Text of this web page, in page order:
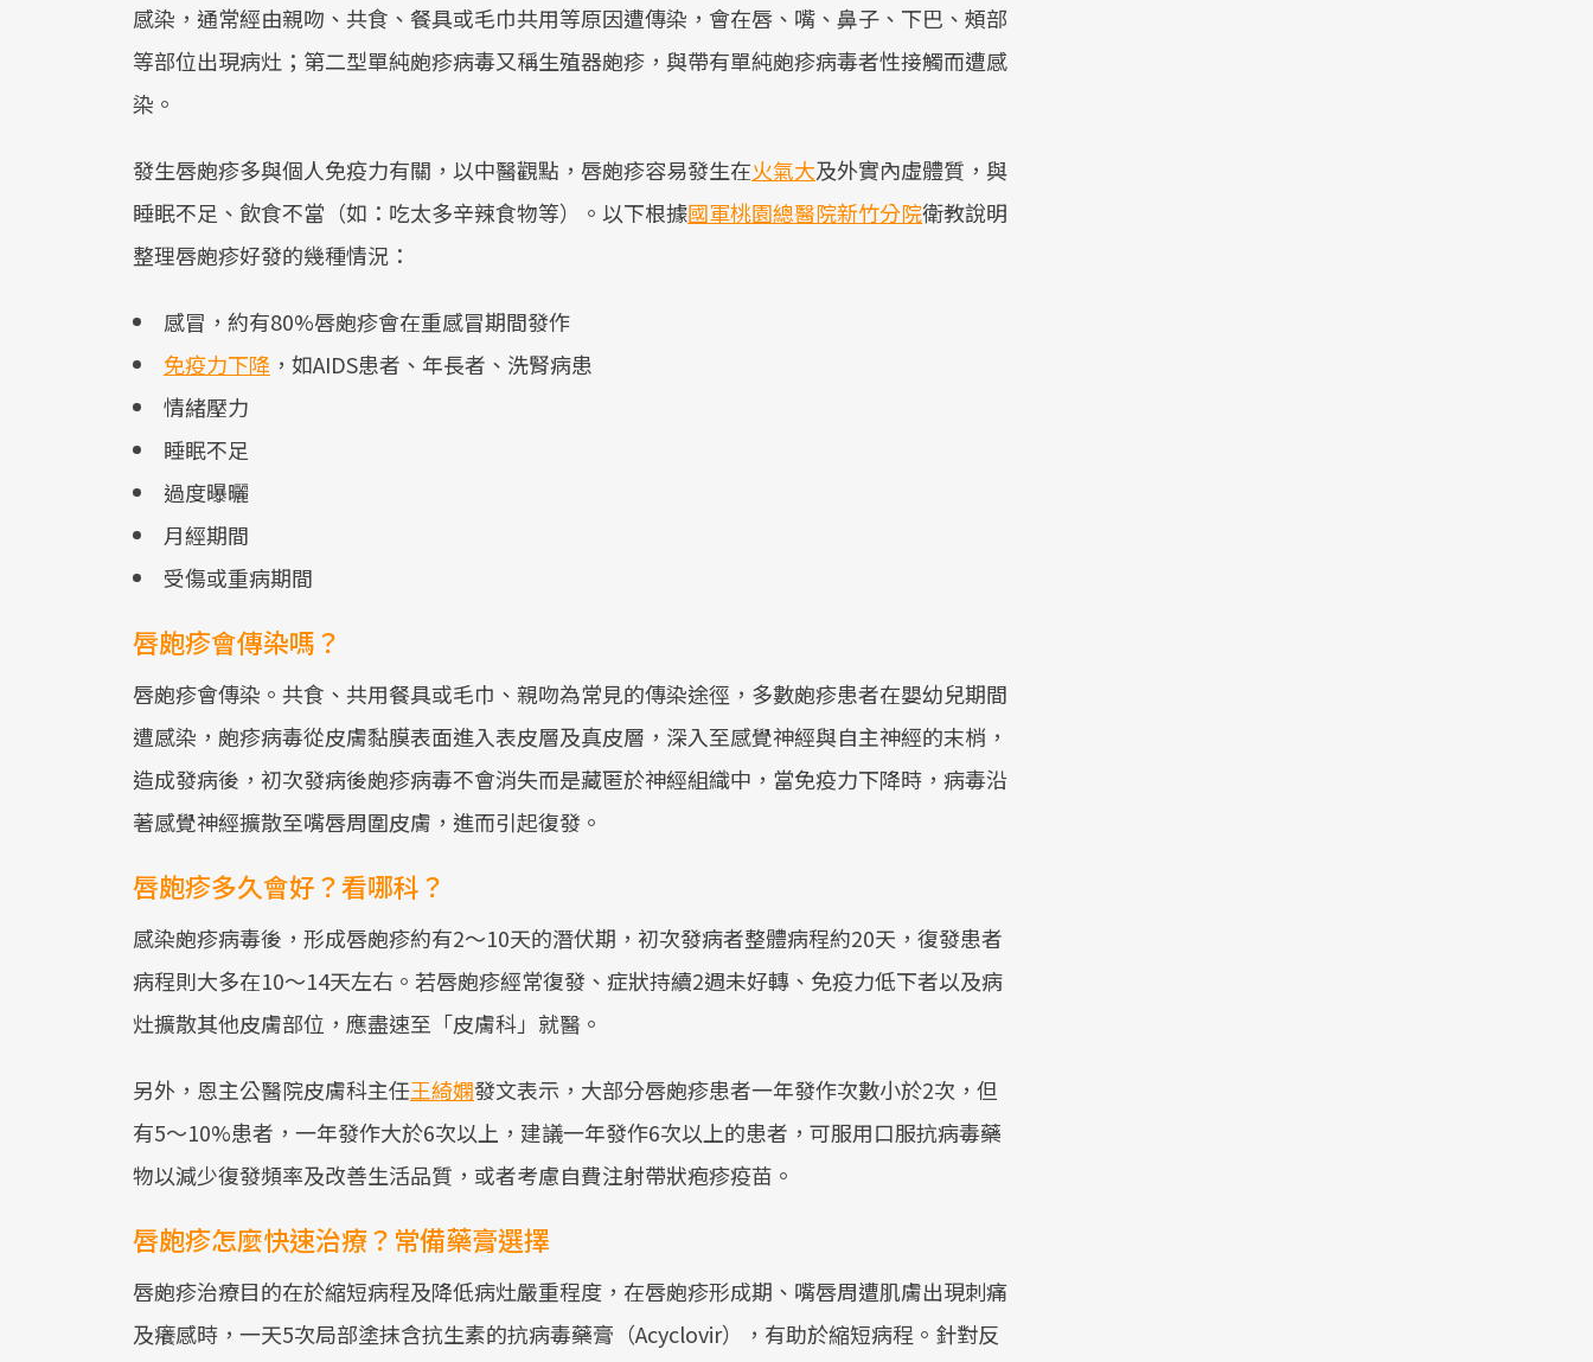
感染，通常經由親吻、共食、餐具或毛巾共用等原因遭傳染，會在唇、嘴、鼻子、下巴、頰部
等部位出現病灶；第二型單純皰疹病毒又稱生殖器皰疹，與帶有單純皰疹病毒者性接觸而遭感
染。
發生唇皰疹多與個人免疫力有關，以中醫觀點，唇皰疹容易發生在火氣大及外實內虛體質，與
睡眠不足、飲食不當（如：吃太多辛辣食物等）。以下根據國軍桃園總醫院新竹分院衛教說明
整理唇皰疹好發的幾種情況：
感冒，約有80%唇皰疹會在重感冒期間發作
免疫力下降 ，如AIDS患者、年長者、洗腎病患
情緒壓力
睡眠不足
過度曝曬
月經期間
受傷或重病期間
唇皰疹會傳染嗎？
唇皰疹會傳染。共食、共用餐具或毛巾、親吻為常見的傳染途徑，多數皰疹患者在嬰幼兒期間
遭感染，皰疹病毒從皮膚黏膜表面進入表皮層及真皮層，深入至感覺神經與自主神經的末梢，
造成發病後，初次發病後皰疹病毒不會消失而是藏匿於神經組織中，當免疫力下降時，病毒沿
著感覺神經擴散至嘴唇周圍皮膚，進而引起復發。
唇皰疹多久會好？看哪科？
感染皰疹病毒後，形成唇皰疹約有2～10天的潛伏期，初次發病者整體病程約20天，復發患者
病程則大多在10～14天左右。若唇皰疹經常復發、症狀持續2週未好轉、免疫力低下者以及病
灶擴散其他皮膚部位，應盡速至「皮膚科」就醫。
另外，恩主公醫院皮膚科主任王綺嫻發文表示，大部分唇皰疹患者一年發作次數小於2次，但
有5～10%患者，一年發作大於6次以上，建議一年發作6次以上的患者，可服用口服抗病毒藥
物以減少復發頻率及改善生活品質，或者考慮自費注射帶狀疱疹疫苗。
唇皰疹怎麼快速治療？常備藥膏選擇
唇皰疹治療目的在於縮短病程及降低病灶嚴重程度，在唇皰疹形成期、嘴唇周遭肌膚出現刺痛
及癢感時，一天5次局部塗抹含抗生素的抗病毒藥膏（Acyclovir），有助於縮短病程。針對反